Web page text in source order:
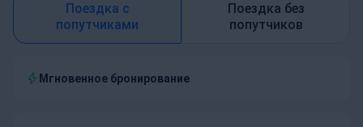
Поездка с
попутчиками
Поездка без
попутчиков
Мгновенное бронирование